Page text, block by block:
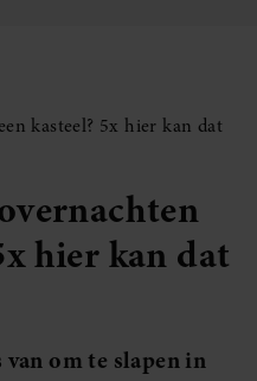
kasteel? 5x hier kan dat
hier kan dat
om te slapen in